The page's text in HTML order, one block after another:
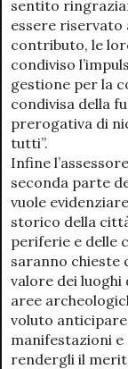
sentito
essere riservato
contributo, le
condiviso
gestione per la
condivisa della
prerogativa di
tutti”.
Infine
seconda parte
vuole
storico della
periferie e delle
saranno chieste
valore dei luoghi
aree
voluto anticipare
manifestazioni
rendergli il